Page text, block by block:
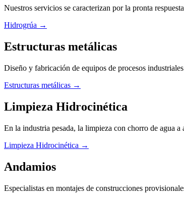
Nuestros servicios se caracterizan por la pronta
Hidrogrúa →
Estructuras metálicas
Diseño y fabricación de equipos de procesos
Estructuras metálicas →
Limpieza Hidrocinética
En la industria pesada, la limpieza con chorro de agua
Limpieza Hidrocinética →
Andamios
Especialistas en montajes de construcciones